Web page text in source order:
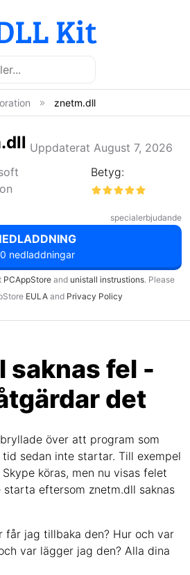
znetm.dll
Uppdaterat August 7, 2026
Betyg:
specialerbjudande
nedladdningar
PCAppStore and unistall instrustions. Please
EULAand Privacy Policy
saknas fel -
det
över att program som
sedan inte startar. Till exempel
köras, men nu visas felet
starta eftersom znetm.dll saknas
får jag tillbaka den? Hur och var
var lägger jag den? Alla dina